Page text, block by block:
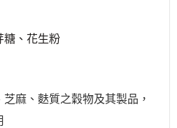
糖、花生粉
麻、麩質之穀物及其製品，